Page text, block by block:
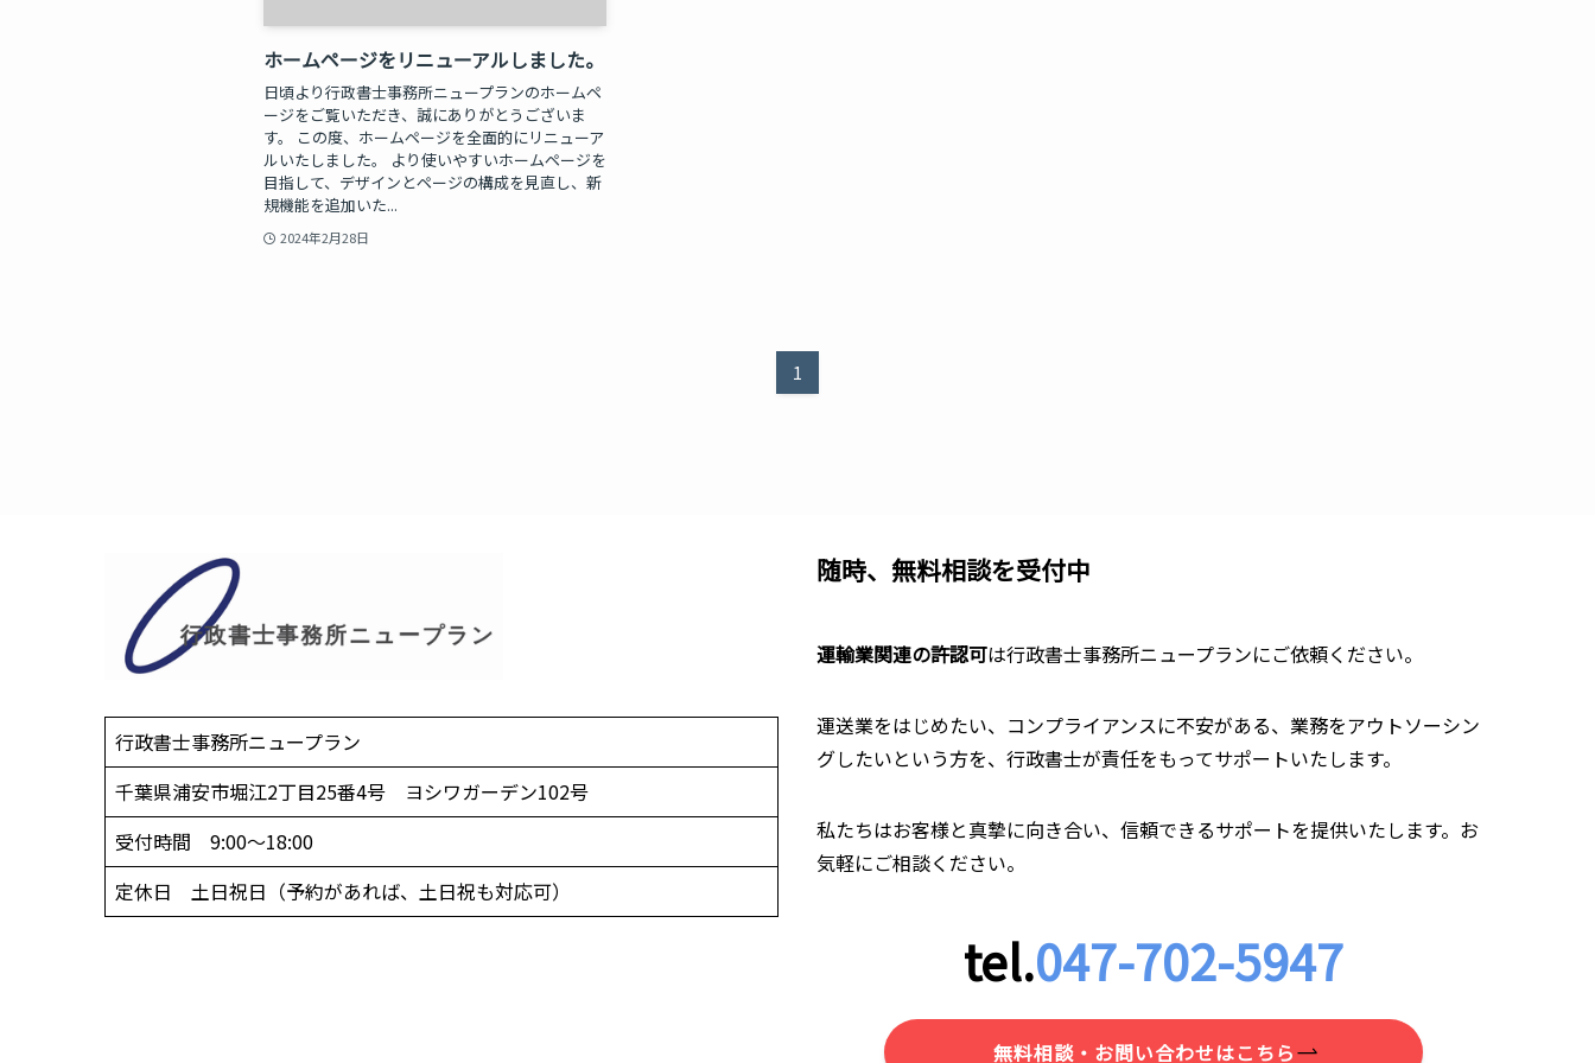
ホームページをリニューアルしました。
日頃より行政書士事務所ニュープランのホームペ
ージをご覧いただき、誠にありがとうございま
す。 この度、ホームページを全面的にリニューア
ルいたしました。 より使いやすいホームページを
目指して、デザインとページの構成を見直し、新
規機能を追加いた...
2024年2月28日
1
行政書士事務所ニュープラン
千葉県浦安市堀江2丁目25番4号 ヨシワガーデン102号
受付時間 9:00～18:00
定休日 土日祝日（予約があれば、土日祝も対応可）
随時、無料相談を受付中
運輸業関連の許認可は行政書士事務所ニュープランにご依頼ください。
運送業をはじめたい、コンプライアンスに不安がある、業務をアウトソーシン
グしたいという方を、行政書士が責任をもってサポートいたします。
私たちはお客様と真摯に向き合い、信頼できるサポートを提供いたします。お
気軽にご相談ください。
tel.047-702-5947
無料相談・お問い合わせはこちら